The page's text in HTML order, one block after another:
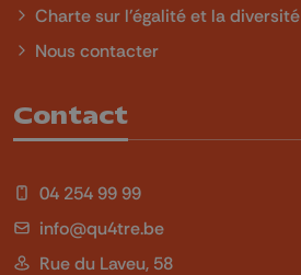
Charte sur l'égalité et la diversité
Nous contacter
Contact
04 254 99 99
info@qu4tre.be
Rue du Laveu, 58